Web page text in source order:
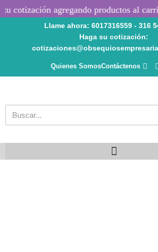
contenido
cotización agregando productos al
Llame ahora: 6017316559 - 316
Haga su cotización:
Quienes SomosContáctenos